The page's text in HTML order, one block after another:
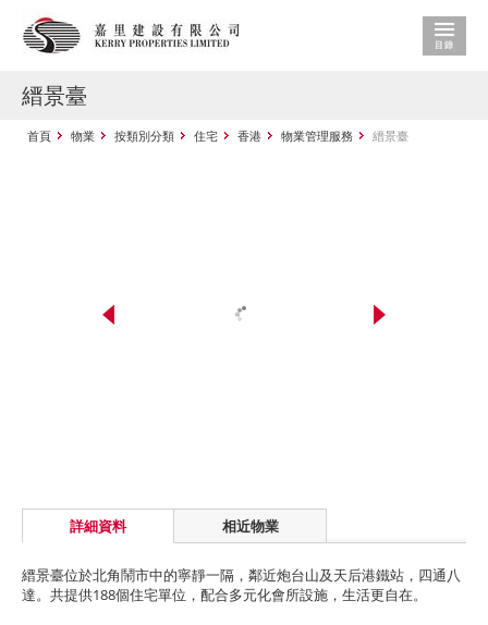
縉景臺
首頁 物業 按類別分類 住宅 香港 物業管理服務 縉景臺
詳細資料 相近物業
縉景臺位於北角鬧市中的寧靜一隔，鄰近炮台山及天后港鐵站，四通八
達。共提供188個住宅單位，配合多元化會所設施，生活更自在。